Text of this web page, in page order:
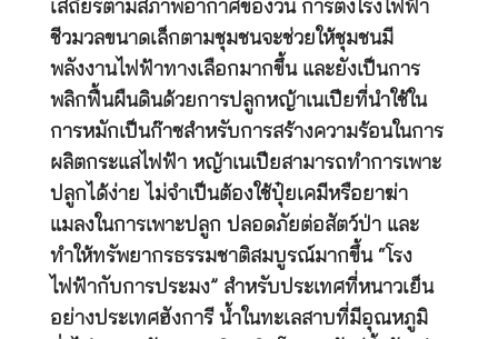
เสถียรตามสภาพอากาศของวัน การตั้งโรงไฟฟ้า
ชีวมวลขนาดเล็กตามชุมชนจะช่วยให้ชุมชนมี
พลังงานไฟฟ้าทางเลือกมากขึ้น และยังเป็นการ
พลิกฟื้นผืนดินด้วยการปลูกหญ้าเนเปียที่นำใช้ใน
การหมักเป็นก๊าซสำหรับการสร้างความร้อนในการ
ผลิตกระแสไฟฟ้า หญ้าเนเปียสามารถทำการเพาะ
ปลูกได้ง่าย ไม่จำเป็นต้องใช้ปุ๋ยเคมีหรือยาฆ่า
แมลงในการเพาะปลูก ปลอดภัยต่อสัตว์ป่า และ
ทำให้ทรัพยากรธรรมชาติสมบูรณ์มากขึ้น “โรง
ไฟฟ้ากับการประมง” สำหรับประเทศที่หนาวเย็น
อย่างประเทศฮังการี น้ำในทะเลสาบที่มีอุณหภูมิ